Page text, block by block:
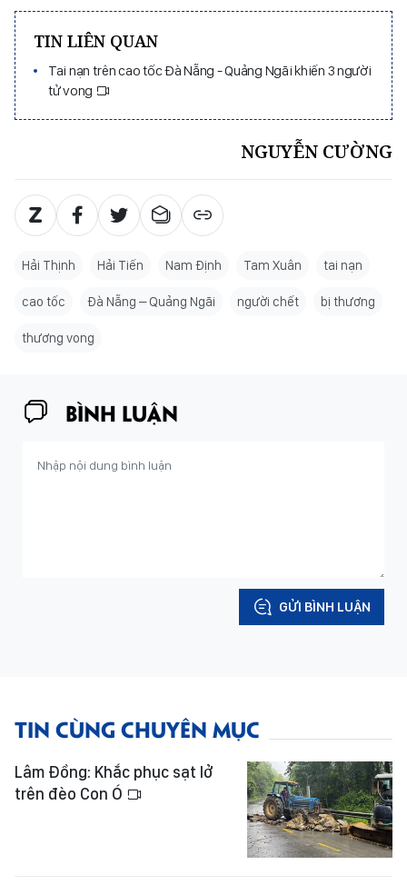
TIN LIÊN QUAN
Tai nạn trên cao tốc Đà Nẵng - Quảng Ngãi khiến 3 người
tử vong
NGUYỄN CƯỜNG
Hải Thịnh Hải Tiến Nam Định Tam Xuân tai nạn
cao tốc Đà Nẵng – Quảng Ngãi người chết bị thương
thương vong
BÌNH LUẬN
GỬI BÌNH LUẬN
TIN CÙNG CHUYÊN MỤC
Lâm Đồng: Khắc phục sạt lở
trên đèo Con Ó